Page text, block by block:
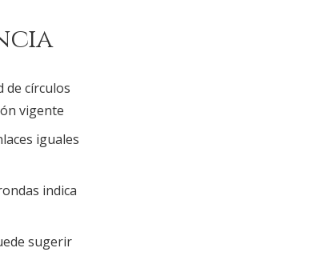
de círculos
vigente
iguales
indica
sugerir